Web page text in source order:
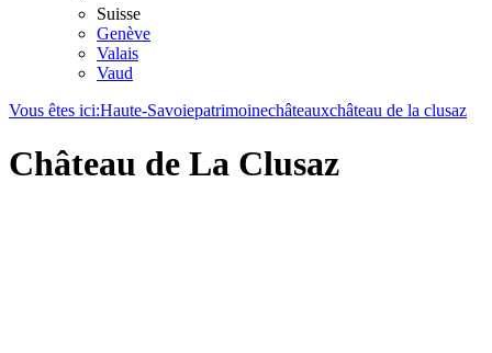
Suisse
Genève
Valais
Vaud
Vous êtes ici:Haute-Savoiepatrimoinechâteauxchâteau de la clusaz
Château de La Clusaz